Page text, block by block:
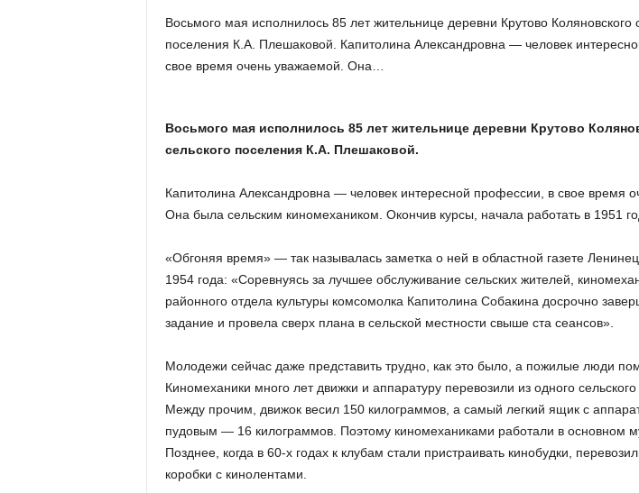
Восьмого мая исполнилось 85 лет жительнице деревни Крутово Коляновского
поселения К.А. Плешаковой. Капитолина Александровна — человек
свое время очень уважаемой. Она…
Восьмого мая исполнилось 85 лет жительнице деревни Крутово
сельского поселения К.А. Плешаковой.
Капитолина Александровна — человек интересной профессии, в свое время
Она была сельским киномехаником. Окончив курсы, начала работать в 1951
«Обгоняя время» — так называлась заметка о ней в областной газете
1954 года: «Соревнуясь за лучшее обслуживание сельских жителей,
районного отдела культуры комсомолка Капитолина Собакина досрочно
задание и провела сверх плана в сельской местности свыше ста сеансов».
Молодежи сейчас даже представить трудно, как это было, а пожилые люди
Киномеханики много лет движки и аппаратуру перевозили из одного сельского
Между прочим, движок весил 150 килограммов, а самый легкий ящик с
пудовым — 16 килограммов. Поэтому киномеханиками работали в основном
Позднее, когда в 60-х годах к клубам стали пристраивать кинобудки,
коробки с кинолентами.